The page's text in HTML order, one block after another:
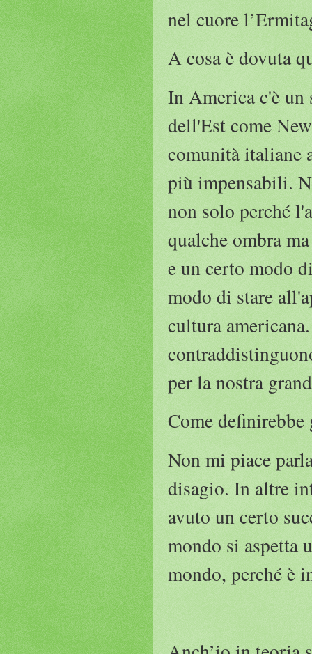
nel cuore
A cosa è dovuta
In America c'è
dell'Est come
comunità italiane
più impensabili.
non solo perché
qualche ombra
e un certo modo
modo di stare
cultura
per la nostra
Come
Non mi piace
disagio. In altre
avuto un certo
mondo si aspetta
mondo, perché è